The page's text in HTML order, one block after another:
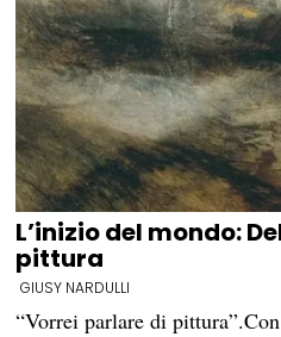
L’inizio del mondo:
pittura
GIUSY NARDULLI
“Vorrei parlare di